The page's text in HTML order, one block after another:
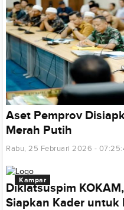
Aset Pemprov
Merah Putih
Rabu, 25 Februari 2026 -
Kampar
Diklatsuspim
Siapkan Kader untuk